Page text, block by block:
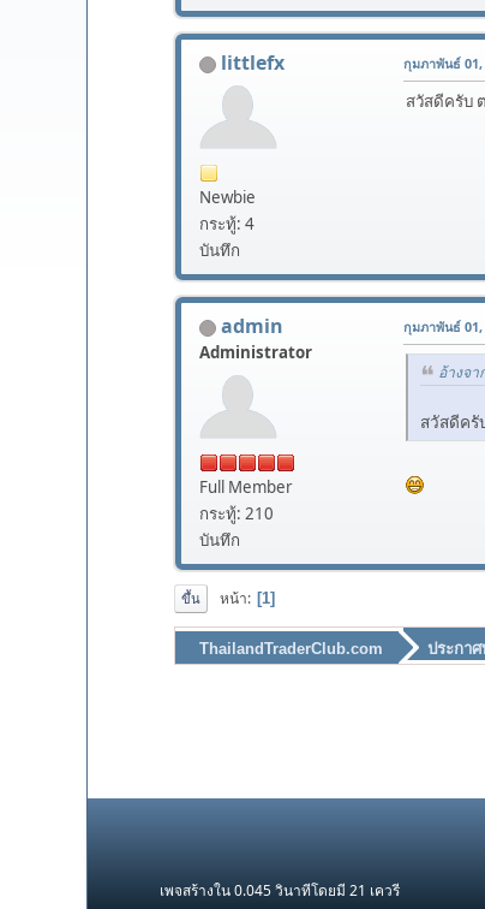
littlefx
Newbie
กระทู้: 4
บันทึก
กุมภาพันธ์ 01,
สวัสดีครับ
admin
Administrator
Full Member
กระทู้: 210
บันทึก
กุมภาพันธ์ 01,
อ้างจา
สวัสดีครั
ขึ้น หน้า 1
ThailandTraderClub.com ประกา
เพจสร้างใน 0.045 วินาทีโดยมี 21 เควรี